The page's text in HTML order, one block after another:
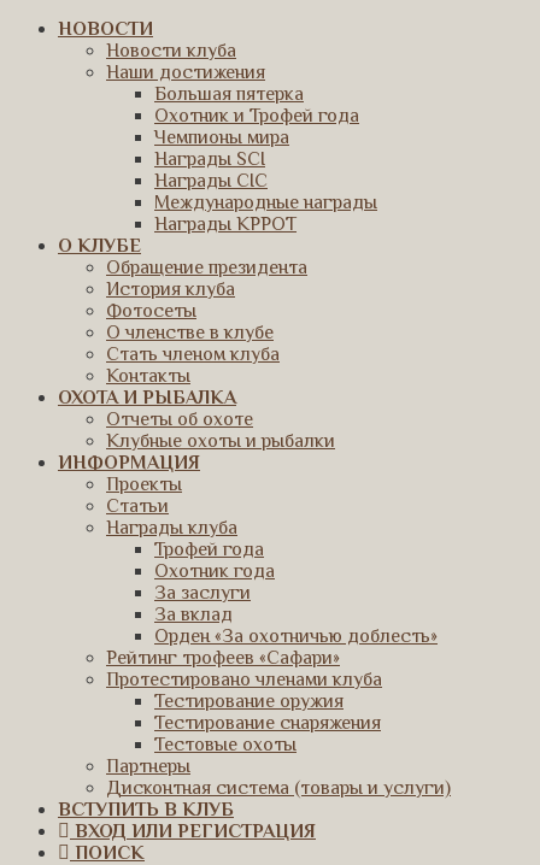
НОВОСТИ
Новости клуба
Наши достижения
Большая пятерка
Охотник и Трофей года
Чемпионы мира
Награды SCI
Награды CIC
Международные награды
Награды КРРОТ
О КЛУБЕ
Обращение президента
История клуба
Фотосеты
О членстве в клубе
Стать членом клуба
Контакты
ОХОТА И РЫБАЛКА
Отчеты об охоте
Клубные охоты и рыбалки
ИНФОРМАЦИЯ
Проекты
Статьи
Награды клуба
Трофей года
Охотник года
За заслуги
За вклад
Орден «За охотничью доблесть»
Рейтинг трофеев «Сафари»
Протестировано членами клуба
Тестирование оружия
Тестирование снаряжения
Тестовые охоты
Партнеры
Дисконтная система (товары и услуги)
ВСТУПИТЬ В КЛУБ
ВХОД ИЛИ РЕГИСТРАЦИЯ
ПОИСК